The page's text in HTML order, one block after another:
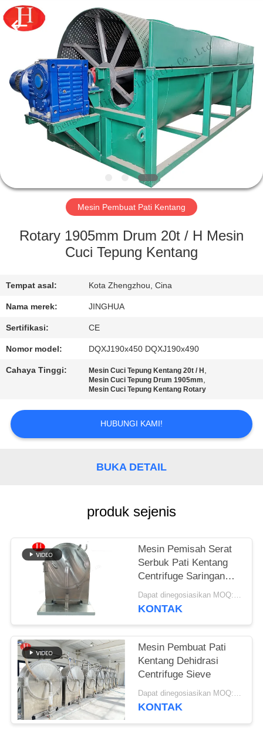
RUMAH
PRODUK
VIDEO
PERTUNJUKAN
VR
TENTANG
TUR
PABRIK
KONTROL
KAMI
PENAWARAN
SITEMAP
KEBIJAKAN
PRIVASI
Zhengzhou
Jinghua
Industry
Co.,Ltd..
Mesin Pembuat Pati Kentang
Rotary 1905mm Drum 20t / H Mesin
Cuci Tepung Kentang
Tempat asal: Kota Zhengzhou, Cina
Nama merek: JINGHUA
Sertifikasi: CE
Nomor model: DQXJ190x450 DQXJ190x490
Cahaya Tinggi: Mesin Cuci Tepung Kentang 20t / H ,
Mesin Cuci Tepung Drum 1905mm,
Mesin Cuci Tepung Kentang Rotary
HUBUNGI KAMI!
BUKA DETAIL
produk sejenis
Mesin Pemisah Serat
Serbuk Pati Kentang
Centrifuge Saringan
Multifungsi
Dapat dinegosiasikan MOQ:1 set
KONTAK
Mesin Pembuat Pati
Kentang Dehidrasi
Centrifuge Sieve
Dapat dinegosiasikan MOQ:1 set
KONTAK